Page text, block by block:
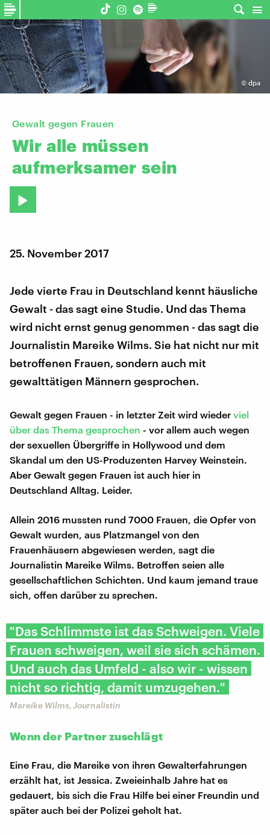
© dpa
Gewalt gegen Frauen
Wir alle müssen
aufmerksamer sein
25. November 2017
Jede vierte Frau in Deutschland kennt häusliche
Gewalt - das sagt eine Studie. Und das Thema
wird nicht ernst genug genommen - das sagt die
Journalistin Mareike Wilms. Sie hat nicht nur mit
betroffenen Frauen, sondern auch mit
gewalttätigen Männern gesprochen.
Gewalt gegen Frauen - in letzter Zeit wird wieder viel
über das Thema gesprochen - vor allem auch wegen
der sexuellen Übergriffe in Hollywood und dem
Skandal um den US-Produzenten Harvey Weinstein.
Aber Gewalt gegen Frauen ist auch hier in
Deutschland Alltag. Leider.
Allein 2016 mussten rund 7000 Frauen, die Opfer von
Gewalt wurden, aus Platzmangel von den
Frauenhäusern abgewiesen werden, sagt die
Journalistin Mareike Wilms. Betroffen seien alle
gesellschaftlichen Schichten. Und kaum jemand traue
sich, offen darüber zu sprechen.
"Das Schlimmste ist das Schweigen. Viele
Frauen schweigen, weil sie sich schämen.
Und auch das Umfeld - also wir - wissen
nicht so richtig, damit umzugehen."
Mareike Wilms, Journalistin
Wenn der Partner zuschlägt
Eine Frau, die Mareike von ihren Gewalterfahrungen
erzählt hat, ist Jessica. Zweieinhalb Jahre hat es
gedauert, bis sich die Frau Hilfe bei einer Freundin und
später auch bei der Polizei geholt hat.